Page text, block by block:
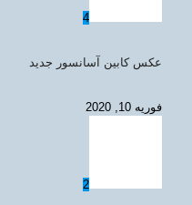
4
عکس کابین آسانسور جدید
فوریه 10, 2020
2